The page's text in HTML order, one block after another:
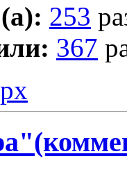
253
367